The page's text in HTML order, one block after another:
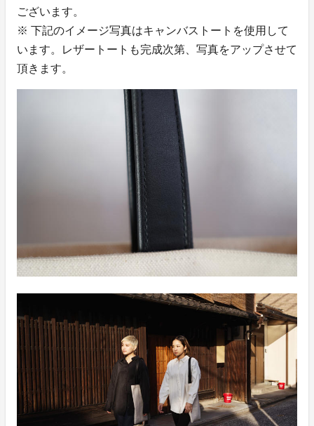
ございます。
※ 下記のイメージ写真はキャンバストートを使用して
います。レザートートも完成次第、写真をアップさせて
頂きます。